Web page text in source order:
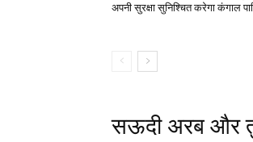
अपनी सुरक्षा सुनिश्चित करेगा कंगाल
सऊदी अरब और